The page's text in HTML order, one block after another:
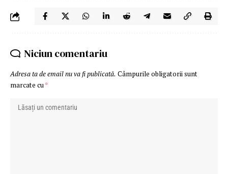
Niciun comentariu
Adresa ta de email nu va fi publicată. Câmpurile obligatorii sunt
marcate cu *